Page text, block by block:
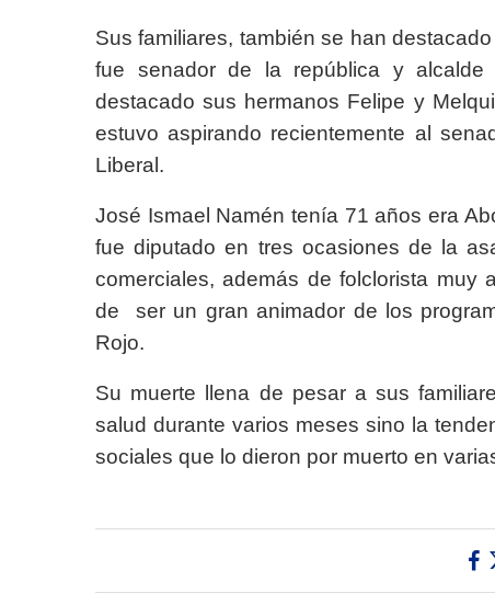
Sus familiares, también se han
fue senador de la república y
destacado sus hermanos Felipe y
estuvo aspirando recientemente al
Liberal.
José Ismael Namén tenía 71 años era
fue diputado en tres ocasiones de la
comerciales, además de folclorista muy
de ser un gran animador de los
Rojo.
Su muerte llena de pesar a sus
salud durante varios meses sino la
sociales que lo dieron por muerto en